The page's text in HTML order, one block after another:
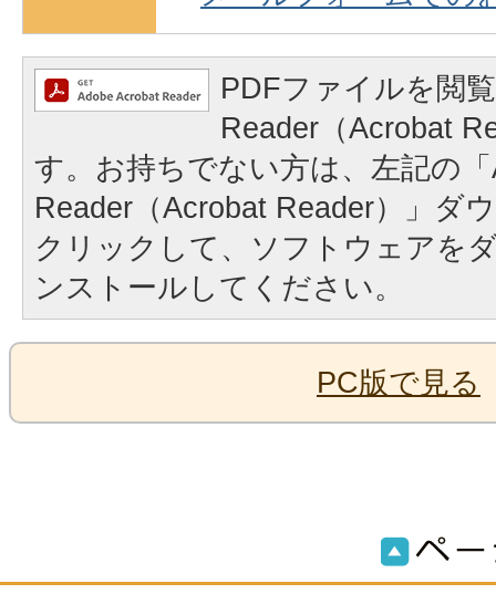
PDFファイルを閲
Reader（Acrobat
す。お持ちでない方は、左記の
Reader（Acrobat Reader）」ダ
クリックして、ソフトウェアを
ンストールしてください。
PC版で見る